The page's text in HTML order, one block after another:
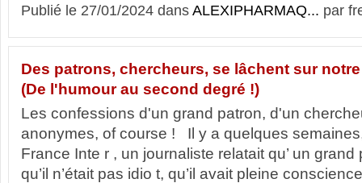
Publié le 27/01/2024 dans ALEXIPHARMAQ... par
Des patrons, chercheurs, se lâchent sur
(De l'humour au second degré !)
Les confessions d'un grand patron, d'un
anonymes, of course ! Il y a quelques
France Inte r , un journaliste relatait qu’ un
qu’il n’était pas idio t, qu’il avait pleine